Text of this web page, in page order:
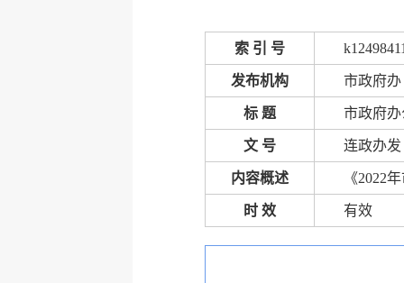
索 引 号
发布机构 市政府办
标 题 市政府
文 号 连政办发
内容概述 《2022
时 效 有效